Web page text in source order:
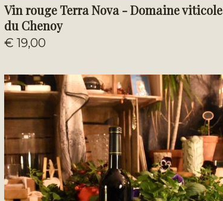
Vin rouge Terra Nova - Domaine viticole
du Chenoy
€ 19,00